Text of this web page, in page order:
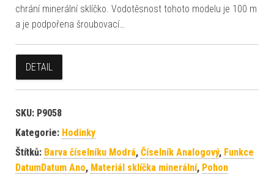
chrání minerální sklíčko. Vodotěsnost tohoto modelu je 100 m
a je podpořena šroubovací…
DETAIL
SKU: P9058
Kategorie: Hodinky
Štítků: Barva číselníku Modrá, Číselník Analogový, Funkce
DatumDatum Ano, Materiál sklíčka minerální, Pohon